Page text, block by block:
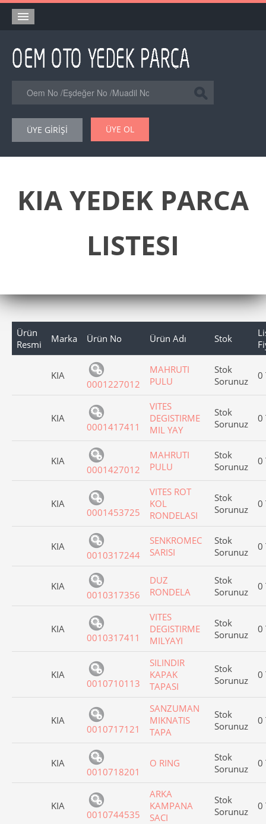
Orjinal Yedek Parça
Eşdeğer Muadil Yedek Parça
Şase Numarası VIN Yedekparça Sorgulama
Hakkımızda
Forum
ÜYE GİRİŞİ ÜYE OL
KIA YEDEK PARCA
LISTESI
Ürün
Resmi
Marka Ürün No Ürün Adı Stok
KIA
0001227012
MAHRUTI
PULU
Stok
Sorunuz
0
KIA
0001417411
VITES
DEGISTIRME
MIL YAY
Stok
Sorunuz
0
KIA
0001427012
MAHRUTI
PULU
Stok
Sorunuz
0
KIA
0001453725
VITES ROT
KOL
RONDELASI
Stok
Sorunuz
0
KIA
0010317244
SENKROMEC
SARISI
Stok
Sorunuz
0
KIA
0010317356
DUZ
RONDELA
Stok
Sorunuz
0
KIA
0010317411
VITES
DEGISTIRME
MILYAYI
Stok
Sorunuz
0
KIA
0010710113
SILINDIR
KAPAK
TAPASI
Stok
Sorunuz
0
KIA
0010717121
SANZUMAN
MIKNATIS
TAPA
Stok
Sorunuz
0
KIA
0010718201
O RING
Stok
Sorunuz
0
KIA
0010744535
ARKA
KAMPANA
SACI
Stok
Sorunuz
0